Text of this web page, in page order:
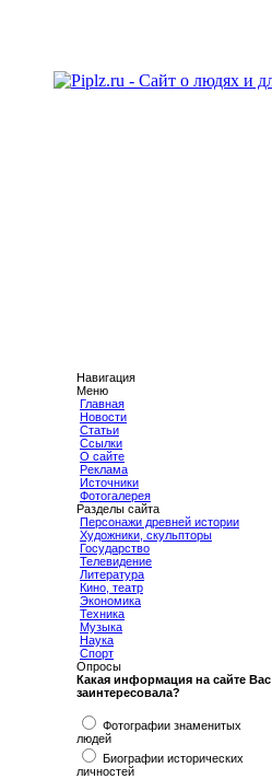
Навигация
Меню
Главная
Новости
Статьи
Ссылки
О сайте
Реклама
Источники
Фотогалерея
Разделы сайта
Персонажи древней истории
Художники, скульпторы
Государство
Телевидение
Литература
Кино, театр
Экономика
Техника
Музыка
Наука
Спорт
Опросы
Какая информация на сайте Вас
заинтересовала?
Фотографии знаменитых
людей
Биографии исторических
личностей